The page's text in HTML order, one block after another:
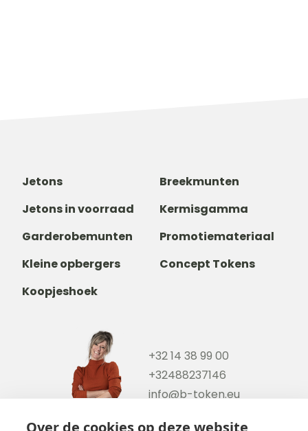
Over de cookies op deze website
Jetons
Breekmunten
Jetons in voorraad
Kermisgamma
Garderobemunten
Promotiemateriaal
Kleine opbergers
Concept Tokens
Koopjeshoek
+32 14 38 99 00
+32488237146
info@b-token.eu